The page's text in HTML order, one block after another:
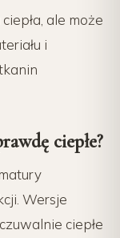
ale może
i
ciepłe?
Wersje
ciepłe